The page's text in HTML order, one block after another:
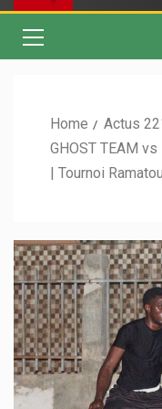
Home
Actus
GHOST TEAM
| Tournoi